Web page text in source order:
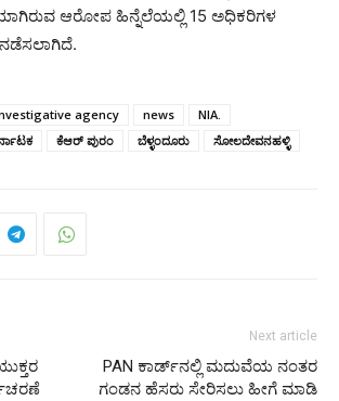
ಆರೋಪ ಹಿನ್ನೆಲೆಯಲ್ಲಿ 15 ಅಧಿಕರಿಗಳ
agency news
NIA.
ಕೆಆರ್ ಪುರಂ ಬೆಳ್ಳಂದೂರು ಸೋಲದೇವನಹಳ್ಳಿ
Next article
PAN ಕಾರ್ಡ್‌ನಲ್ಲಿ ಮದುವೆಯ ನಂತರ
ಗಂಡನ ಹೆಸರು ಸೇರಿಸಲು ಹೀಗೆ ಮಾಡಿ